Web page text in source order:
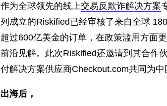
作为全球领先的线上交易反欺诈解决方案
列成立的Riskified已经审核了来自全球
超过600亿美金的订单，在政策滥用方面
前沿见解。此次Riskified还邀请到其合作
付解决方案供应商Checkout.com共同为中
出海后，